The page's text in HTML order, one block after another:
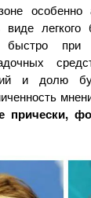
особенно
легкого
быстро при
и долю
прически,